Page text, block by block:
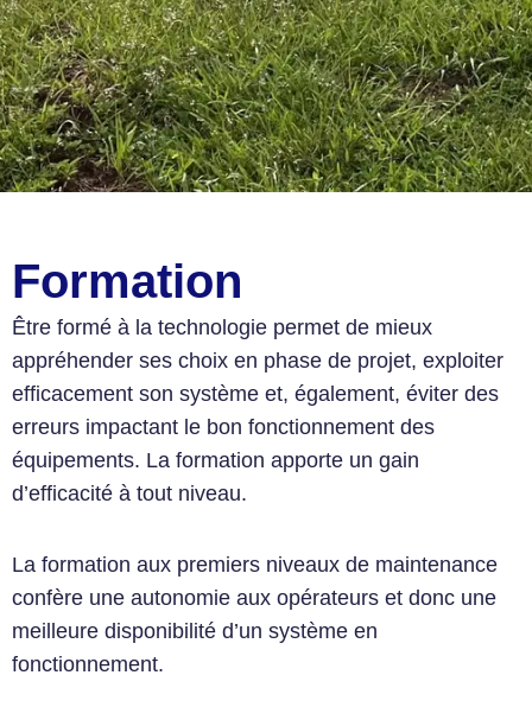
Formation
Être formé à la technologie permet de mieux
appréhender ses choix en phase de projet, exploiter
efficacement son système et, également, éviter des
erreurs impactant le bon fonctionnement des
équipements. La formation apporte un gain
d’efficacité à tout niveau.
La formation aux premiers niveaux de maintenance
confère une autonomie aux opérateurs et donc une
meilleure disponibilité d’un système en
fonctionnement.